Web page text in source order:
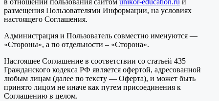
в отношении пользования сайтом unikor-education.ru и
размещения Пользователями Информации, на условиях
настоящего Соглашения.
Администрация и Пользователь совместно именуются —
«Стороны», а по отдельности – «Сторона».
Настоящее Соглашение в соответствии со статьей 435
Гражданского кодекса РФ является офертой, адресованной
любым лицам (далее по тексту — Оферта), и может быть
принято лицом не иначе как путем присоединения к
Соглашению в целом.